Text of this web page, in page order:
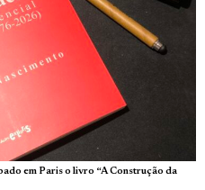
em Paris o livro “A Construção da